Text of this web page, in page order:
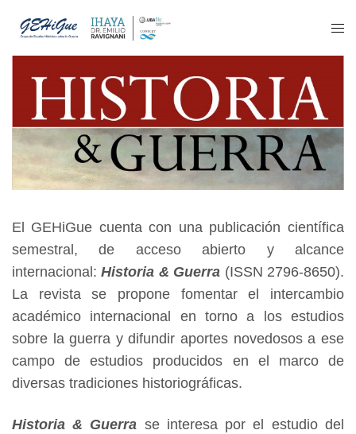
El GEHiGue cuenta con una publicación científica
semestral, de acceso abierto y alcance
internacional:Historia & Guerra (ISSN 2796-8650).
La revista se propone fomentar el intercambio
académico internacional en torno a los estudios
sobre la guerra y difundir aportes novedosos a ese
campo de estudios producidos en el marco de
diversas tradiciones historiográficas.
Historia & Guerra se interesa por el estudio del